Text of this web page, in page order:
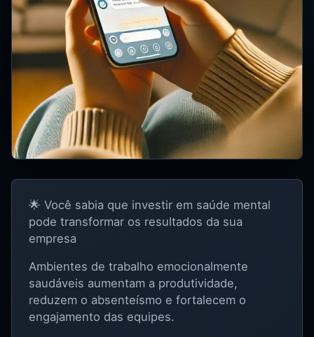
🌟 Você sabia que investir em saúde mental
pode transformar os resultados da sua
empresa
Ambientes de trabalho emocionalmente
saudáveis aumentam a produtividade,
reduzem o absenteísmo e fortalecem o
engajamento das equipes.